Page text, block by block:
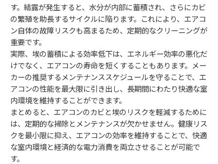
す。結露が発生すると、水分が内部に蓄積され、さらにカビ
の繁殖を助長するサイクルに陥ります。これにより、エアコ
ン自体の故障リスクも高まるため、定期的なクリーニングが
重要です。
実際、埃の蓄積による効率低下は、エネルギー効率の悪化だ
けでなく、エアコンの寿命を短くすることもあります。メー
カーの推奨するメンテナンススケジュールを守ることで、エ
アコンの性能を最大限に引き出し、長期間にわたり快適な室
内環境を維持することができます。
まとめると、エアコンのカビと埃のリスクを軽減するために
は、定期的な掃除とメンテナンスが欠かせません。健康リス
クを最小限に抑え、エアコンの効率を維持することで、快適
な室内環境と経済的な電力消費を両立させることが可能で
す。